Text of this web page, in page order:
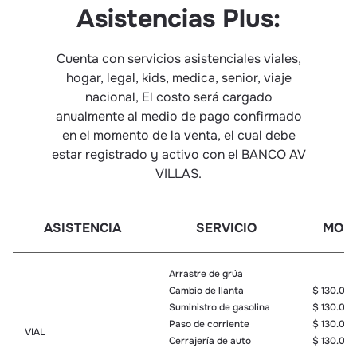
Asistencias Plus:
Cuenta con servicios asistenciales viales,
hogar, legal, kids, medica, senior, viaje
nacional, El costo será cargado
anualmente al medio de pago confirmado
en el momento de la venta, el cual debe
estar registrado y activo con el BANCO AV
VILLAS.
ASISTENCIA SERVICIO
VIAL
Arrastre de grúa
Cambio de llanta
Suministro de gasolina
Paso de corriente
Cerrajería de auto
$ 130.000
$ 130.000
$ 130.000
$ 130.000